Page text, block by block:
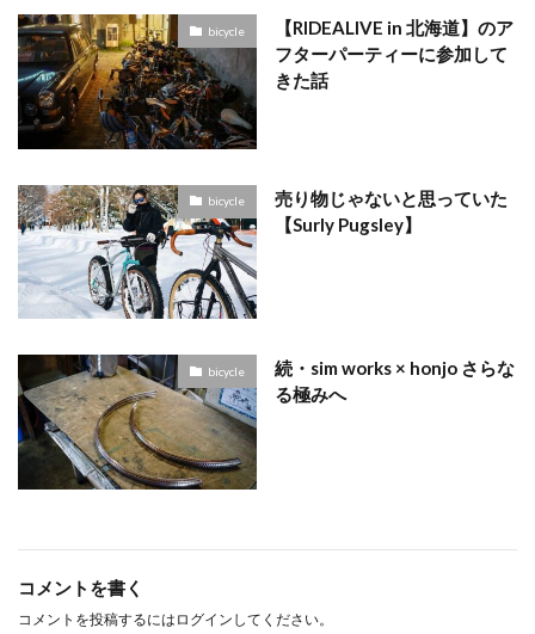
bicycle
【RIDEALIVE in 北海道】のア
フターパーティーに参加して
きた話
bicycle
売り物じゃないと思っていた
【Surly Pugsley】
bicycle
続・sim works × honjo さらな
る極みへ
コメントを書く
コメントを投稿するには ログイン してください。